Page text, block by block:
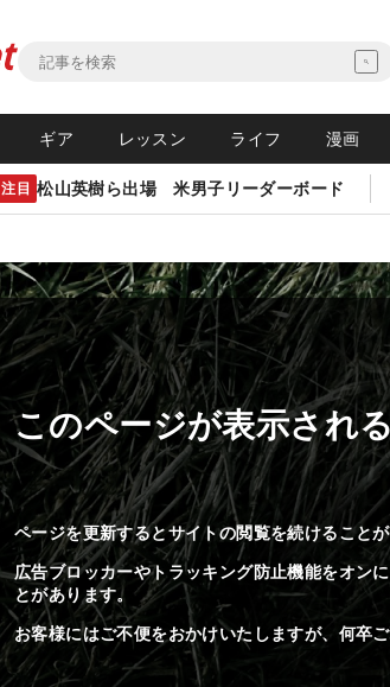
ギア レッスン ライフ 漫画
注目 松山英樹ら出場 米男子リーダーボード
このページが表示され
ページを更新するとサイトの閲覧を続けることが
広告ブロッカーやトラッキング防止機能をオン
とがあります。
お客様にはご不便をおかけいたしますが、何卒